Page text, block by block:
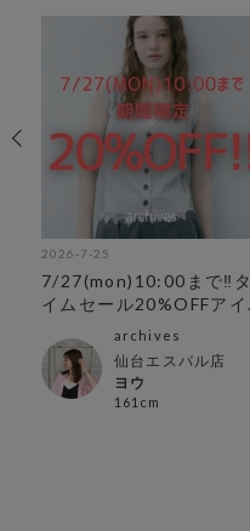
2026-7-25
7/27(mon)10:00まで‼︎タ
イムセール20%OFFアイ
archives
仙台エスパル店
ヨウ
161cm